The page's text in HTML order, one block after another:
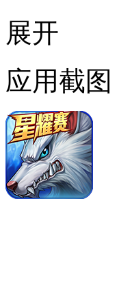
展开
应用截图